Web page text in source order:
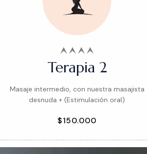
Terapia 2
Masaje intermedio, con nuestra masajista
desnuda + (Estimulación oral)
$150.000